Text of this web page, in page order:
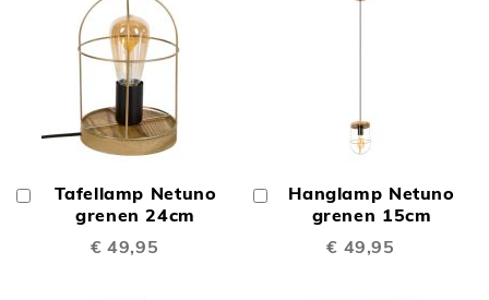
Tafellamp Netuno
grenen 24cm
€ 49,95
Winkelwagen
Hanglamp Netuno
grenen 15cm
€ 49,95
Winkelwagen